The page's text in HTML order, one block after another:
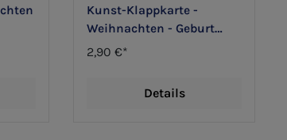
Kunst-Klappkarte -
Weihnachten - Geburt
Christi
2,90 €*
Details